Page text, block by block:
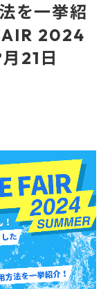
を一挙紹
2024
21日